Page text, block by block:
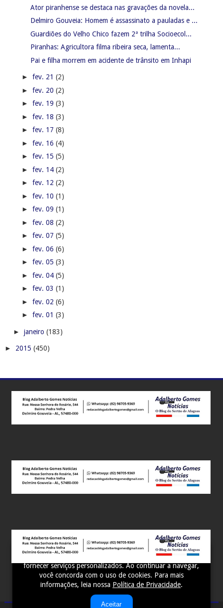
Este site utiliza cookies para melhorar sua experiência e
fornecer serviços personalizados. Ao continuar a navegar,
você concorda com o uso de cookies. Para mais
informações, leia nossa Política de Privacidade.
Aceitar
Ator piranhense se destaca nas gravações da novela...
Delmiro Gouveia: Homem é assassinato a pauladas e ...
Guardiões do Velho Chico fazem 2ª trilha Socioecol...
Piranhas: Agricultora filma ribeira seca, lamenta...
Pai e filha morrem em acidente de trânsito em Inhapi
► fev. 21 (2)
► fev. 20 (2)
► fev. 19 (3)
► fev. 18 (3)
► fev. 17 (8)
► fev. 16 (4)
► fev. 15 (5)
► fev. 14 (2)
► fev. 12 (2)
► fev. 10 (1)
► fev. 09 (1)
► fev. 08 (2)
► fev. 07 (5)
► fev. 06 (6)
► fev. 05 (3)
► fev. 04 (5)
► fev. 03 (1)
► fev. 02 (6)
► fev. 01 (3)
► janeiro (183)
► 2015 (450)